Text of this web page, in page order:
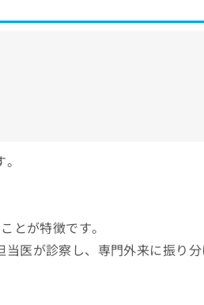
とが特徴です。
医が診察し、専門外来に振り